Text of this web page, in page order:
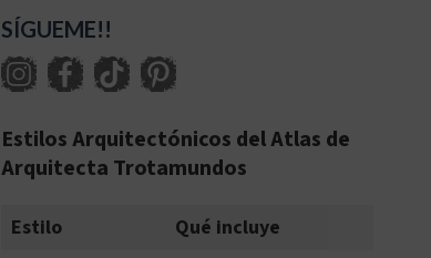
SÍGUEME!!
Estilos Arquitectónicos del Atlas de
Arquitecta Trotamundos
Estilo Qué incluye